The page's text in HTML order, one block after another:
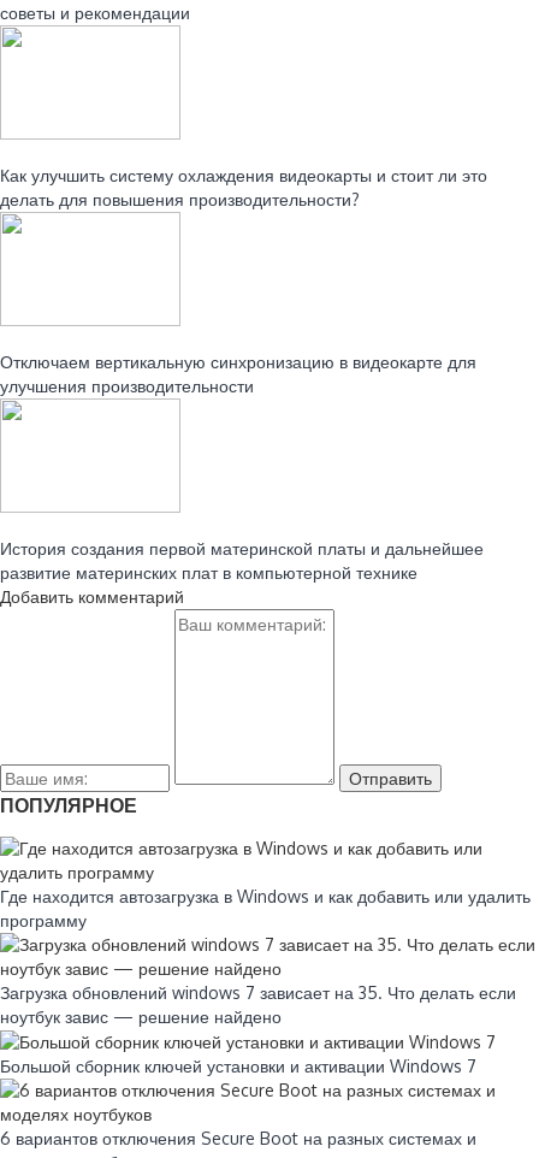
советы и рекомендации
Как улучшить систему охлаждения видеокарты и стоит ли это
делать для повышения производительности?
Отключаем вертикальную синхронизацию в видеокарте для
улучшения производительности
История создания первой материнской платы и дальнейшее
развитие материнских плат в компьютерной технике
Добавить комментарий
ПОПУЛЯРНОЕ
Где находится автозагрузка в Windows и как добавить или удалить
программу
Загрузка обновлений windows 7 зависает на 35. Что делать если
ноутбук завис — решение найдено
Большой сборник ключей установки и активации Windows 7
6 вариантов отключения Secure Boot на разных системах и